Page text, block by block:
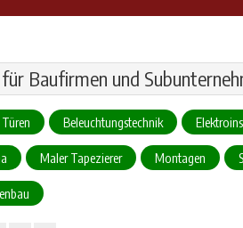
Baufirmen und
Beleuchtungstechnik
Maler Tapezierer Montagen